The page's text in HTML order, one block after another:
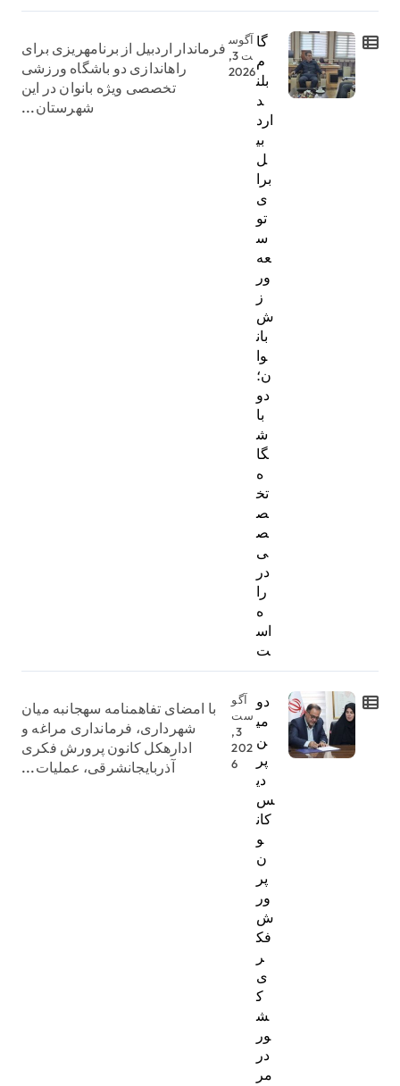
گا
م
بلن
د
ارد
بی
ل
برا
ی
تو
س
عه
ور
ز
ش
بان
وا
ن؛
دو
با
ش
گا
ه
تخ
ص
ص
ی
در
را
ه
اس
ت
آگوس
ت 3,
2026
فرماندار اردبیل از برنامهریزی برای
راهاندازی دو باشگاه ورزشی
تخصصی ویژه بانوان در این
شهرستان...
دو
می
ن
پر
دی
س
کان
و
ن
پر
ور
ش
فک
ر
ی
ک
ش
ور
در
مر
آگو
ست
3,
202
6
با امضای تفاهمنامه سهجانبه میان
شهرداری، فرمانداری مراغه و
ادارهکل کانون پرورش فکری
آذربایجانشرقی، عملیات...